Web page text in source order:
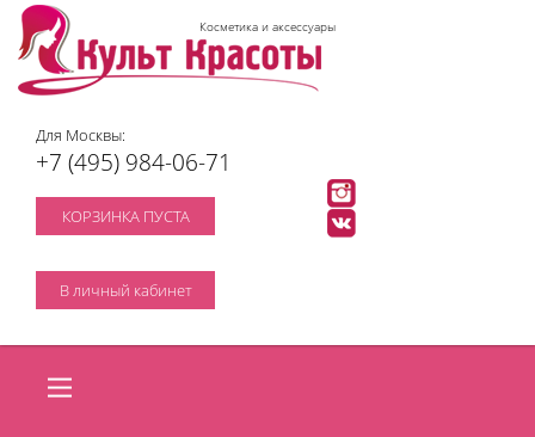
Косметика и аксессуары
Для Москвы:
+7 (495) 984-06-71
КОРЗИНКА ПУСТА
В личный кабинет